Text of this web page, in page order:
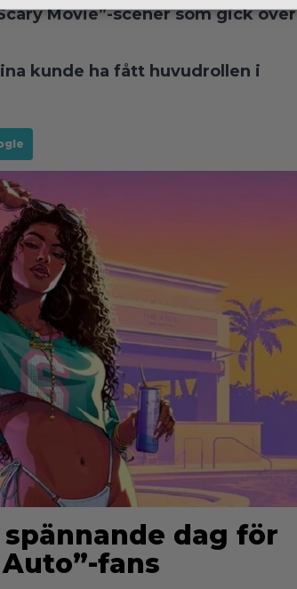
Movie”-scener som gick över
kunde ha fått huvudrollen i
dag för
fans